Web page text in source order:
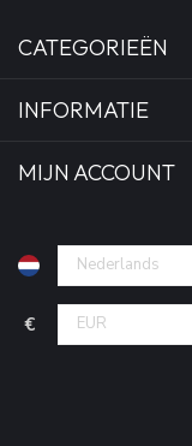
CATEGORIEËN
INFORMATIE
MIJN ACCOUNT
€